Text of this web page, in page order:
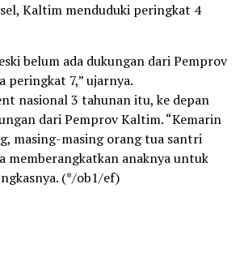
Kaltim menduduki peringkat 4
belum ada dukungan dari Pemprov
peringkat 7,” ujarnya.
nasional 3 tahunan itu, ke depan
dari Pemprov Kaltim. “Kemarin
masing-masing orang tua santri
memberangkatkan anaknya untuk
(*/ob1/ef)